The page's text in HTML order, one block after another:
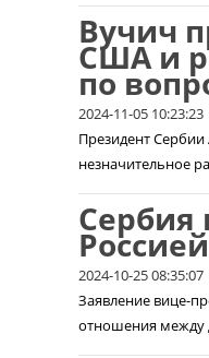
Вучич
США и
по
2024-11-05 10:23:23
Президент
незначительное
Сербия
Россией
2024-10-25 08:35:07
Заявление вице-
отношения между